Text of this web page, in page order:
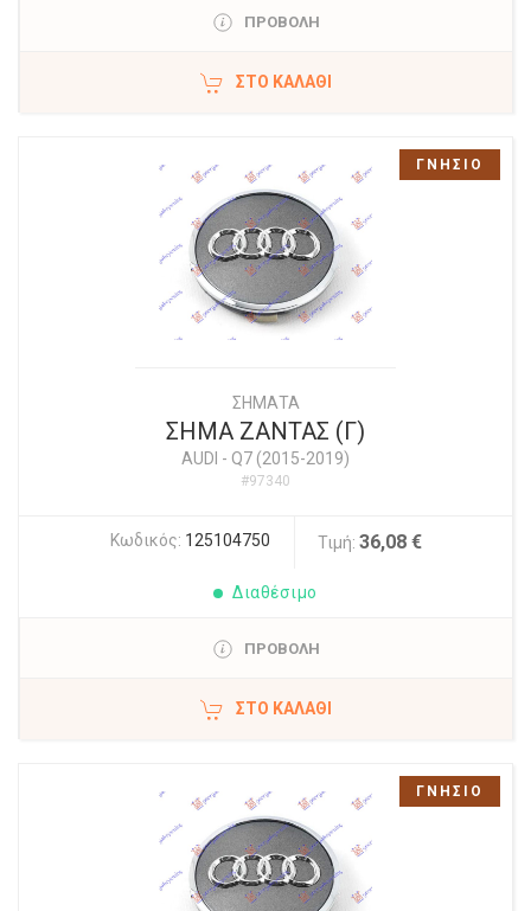
ΠΡΟΒΟΛΗ
ΣΤΟ ΚΑΛΆΘΙ
ΣΗΜΑΤΑ
ΣΗΜΑ ΖΑΝΤΑΣ (Γ)
AUDI - Q7 (2015-2019)
#97340
Κωδικός: 125104750 Τιμή: 36,08 €
Διαθέσιμο
ΠΡΟΒΟΛΗ
ΣΤΟ ΚΑΛΆΘΙ
ΓΝΗΣΙΟ
ΓΝΗΣΙΟ